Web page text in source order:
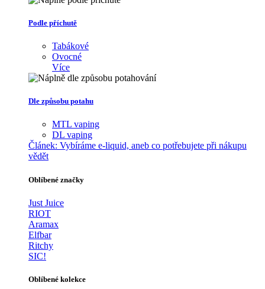
Podle příchutě
Tabákové
Ovocné
Více
Dle způsobu potahu
MTL vaping
DL vaping
Článek: Vybíráme e-liquid, aneb co potřebujete při nákupu
vědět
Oblíbené značky
Just Juice
RIOT
Aramax
Elfbar
Ritchy
SIC!
Oblíbené kolekce